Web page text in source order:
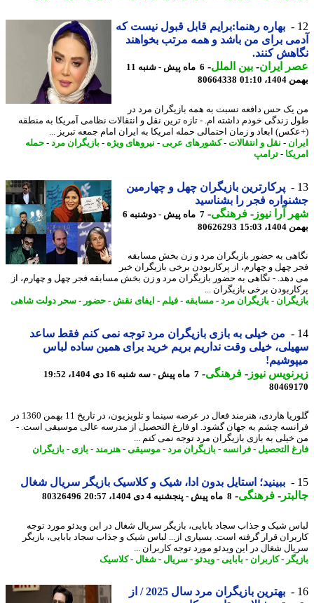
بهاره رهنما:برایم قابل قبول نیست که
برای من باشد و همه مرتب بخواهند
کنند.
ایران- بین الملل-
6 ماه پیش - شنبه 11
01:10
80664338
حس دافعه نسبت به همه بازیگران مرد در
زندگی خودم داشته ام. - تازه ترین نقل و انتقالات نظامی آمریکا به منطقه
ابعاد و زمان احتمالی حمله امریکا به ایران امام جمعه تبریز ...
- نقل و انتقالات-کشورهای عربی- نیروهای ویژه -بازیگران مرد -حمله
- ترامپ
پرکارترین بازیگران چهل و چهارمین
فجر را بشناسید
آرا نیوز-فرهنگی-
7 ماه پیش - دوشنبه 6
15:03
80626293
به حضور بازیگران مرد و زن بخش مسابقه
چهل و چهارم، از پرکاربودن برخی بازیگران خبر
- نگاهی به حضور بازیگران مرد و زن بخش مسابقه فجر چهل و چهارم، از
برخی بازیگران ...
- بازیگران مرد -مسابقه-فیلم -ایفای نقش-حضور-سحر دولت شاهی
من خیلی به بازی بازیگران مرد توجه نمی کنم فقط ساعد
خیلی وقت نداریم بریم خرید برای همین ساده لباس
نیوز-فرهنگی-7 ماه پیش - سه شنبه 16 دی 1404، 19:52
گلوریا هاردی، هنرمند فعال در عرصه سینما و تلویزیون، در تاریخ 11 بهمن 1360 در
چشم به جهان گشود. او فارغ التحصیل از مدرسه عالی موسیقی است. -
به بازی بازیگران مرد توجه نمی کنم ...
التحصیل-فرانسه -بازیگران مرد -موسیقی-هنرمند-بازی - بازیگران
ببینید؛ استایل بدون ادا، شیک و کلاسیک بازیگر سریال شغال
-فرهنگی-8 ماه پیش - پنجشنبه 4 دی 1404، 20:57 80326496
شیک و جذاب سجاد بابایی، بازیگر سریال شغال در این ویدئو مورد توجه
قرار گرفته است. بسیاری از... لباس شیک و جذاب سجاد بابایی، بازیگر
شغال در این ویدئو مورد توجه کاربران ...
-کاربران - بابایی-ویدئو-سریال-شغال-کلاسیک
بهترین بازیگران مرد سال 2025 / از